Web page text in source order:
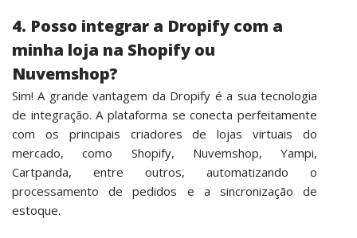
4. Posso integrar a Dropify com a
minha loja na Shopify ou
Nuvemshop?
Sim! A grande vantagem da Dropify é a sua tecnologia
de integração. A plataforma se conecta perfeitamente
com os principais criadores de lojas virtuais do
mercado, como Shopify, Nuvemshop, Yampi,
Cartpanda, entre outros, automatizando o
processamento de pedidos e a sincronização de
estoque.